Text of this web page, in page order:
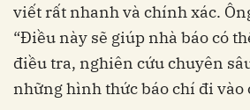
viết rất nhanh và chính xác.
“Điều này sẽ giúp nhà báo có
điều tra, nghiên cứu chuyên
những hình thức báo chí đi vào